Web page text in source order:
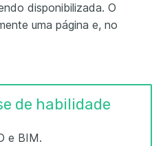
disponibilizada. O
uma página e, no
de habilidade
e BIM.